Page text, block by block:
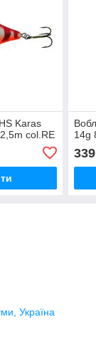
Karas
col.RE
14g
Україна